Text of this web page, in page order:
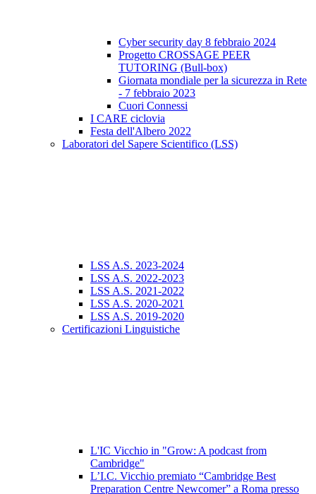
Cyber security day 8 febbraio 2024
Progetto CROSSAGE PEER
TUTORING (Bull-box)
Giornata mondiale per la sicurezza in Rete
- 7 febbraio 2023
Cuori Connessi
I CARE ciclovia
Festa dell'Albero 2022
Laboratori del Sapere Scientifico (LSS)
LSS A.S. 2023-2024
LSS A.S. 2022-2023
LSS A.S. 2021-2022
LSS A.S. 2020-2021
LSS A.S. 2019-2020
Certificazioni Linguistiche
L'IC Vicchio in "Grow: A podcast from
Cambridge"
L’I.C. Vicchio premiato “Cambridge Best
Preparation Centre Newcomer” a Roma presso